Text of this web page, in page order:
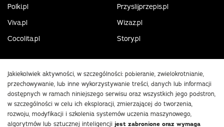
Polki.pl
Przyslijprzepis.pl
Viva.pl
Wizaz.pl
Cocolita.pl
Story.pl
Jakiekolwiek aktywności, w szczególności: pobieranie, zwielokrotnianie,
przechowywanie, lub inne wykorzystywanie treści, danych lub informacji
dostępnych w ramach niniejszego serwisu oraz wszystkich jego podstron,
w szczególności w celu ich eksploracji, zmierzającej do tworzenia,
rozwoju, modyfikacji i szkolenia systemów uczenia maszynowego,
algorytmów lub sztucznej inteligencji jest zabronione oraz wymaga